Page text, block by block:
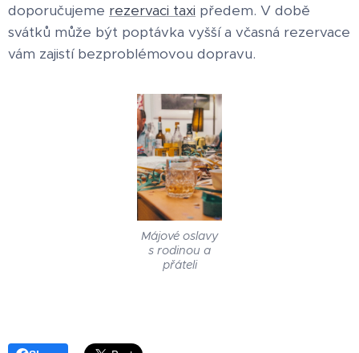
doporučujeme rezervaci taxi předem. V době
svátků může být poptávka vyšší a včasná rezervace
vám zajistí bezproblémovou dopravu.
Májové oslavy
s rodinou a
přáteli